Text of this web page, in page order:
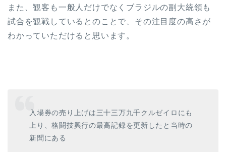
また、観客も一般人だけでなくブラジルの副大統領も
試合を観戦しているとのことで、その注目度の高さが
わかっていただけると思います。
入場券の売り上げは三十三万九千クルゼイロにも
上り、格闘技興行の最高記録を更新したと当時の
新聞にある